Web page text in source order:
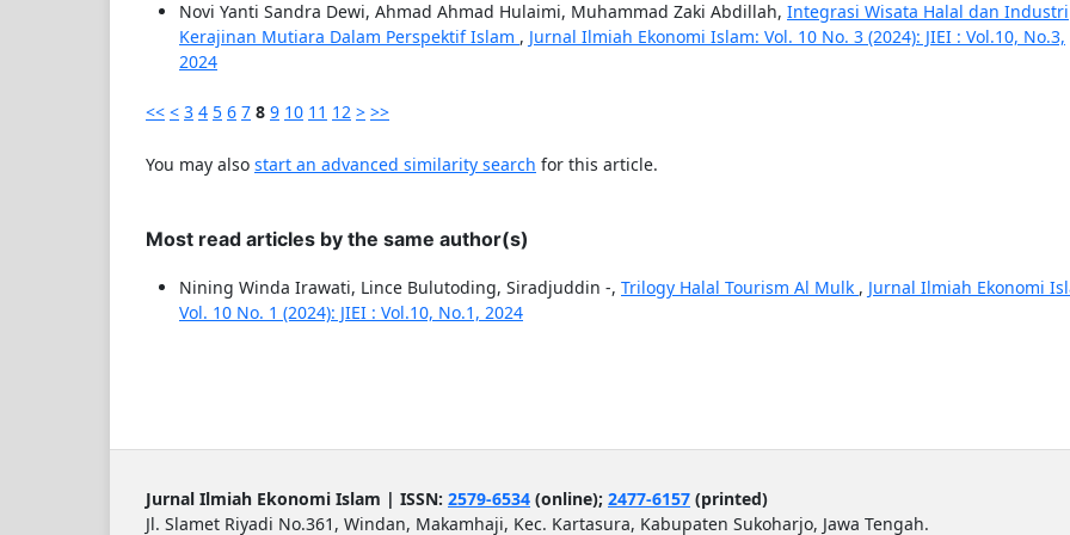
Novi Yanti Sandra Dewi, Ahmad Ahmad Hulaimi, Muhammad Zaki Abdillah, Integrasi Wisata Halal dan Industri
Kerajinan Mutiara Dalam Perspektif Islam , Jurnal Ilmiah Ekonomi Islam: Vol. 10 No. 3 (2024): JIEI : Vol.10, No.3,
2024
<< < 3 4 5 6 7 8 9 10 11 12 > >>
You may also start an advanced similarity search for this article.
Most read articles by the same author(s)
Nining Winda Irawati, Lince Bulutoding, Siradjuddin -, Trilogy Halal Tourism Al Mulk , Jurnal Ilmiah Ekonomi
Vol. 10 No. 1 (2024): JIEI : Vol.10, No.1, 2024
Jurnal Ilmiah Ekonomi Islam | ISSN: 2579-6534 (online); 2477-6157 (printed)
Jl. Slamet Riyadi No.361, Windan, Makamhaji, Kec. Kartasura, Kabupaten Sukoharjo, Jawa Tengah.